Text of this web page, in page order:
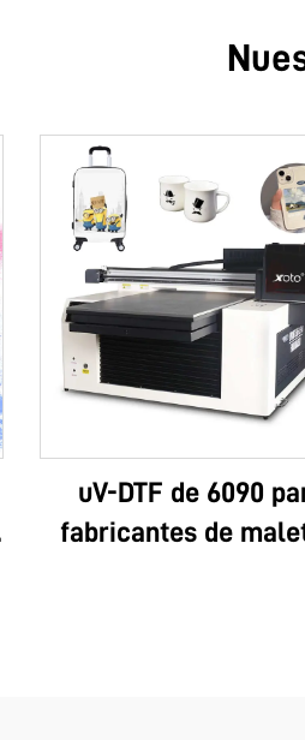
uV-DTF de 6090
fabricantes de